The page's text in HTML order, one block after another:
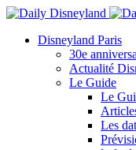
Disneyland Paris
30e
Actualité
Le Guide
Le
Les